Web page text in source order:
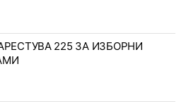
225 ЗА ИЗБОРНИ